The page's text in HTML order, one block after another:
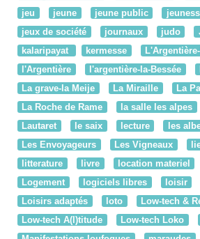
jeu
jeune jeune public
jeux de société
journaux judo
kalaripayat
kermesse
l'Argentière
l'argentière-la-Bessée
La grave-la Meije
La Miraille
La
La Roche de Rame
la salle les alpes
Lautaret
le saix lecture les
Les Envoyageurs
Les Vigneaux
litterature
livre location materiel
Logement
logiciels libres loisir
Loisirs adaptés
loto
Low-tech &
Low-tech A(l)titude
Low-tech Loko